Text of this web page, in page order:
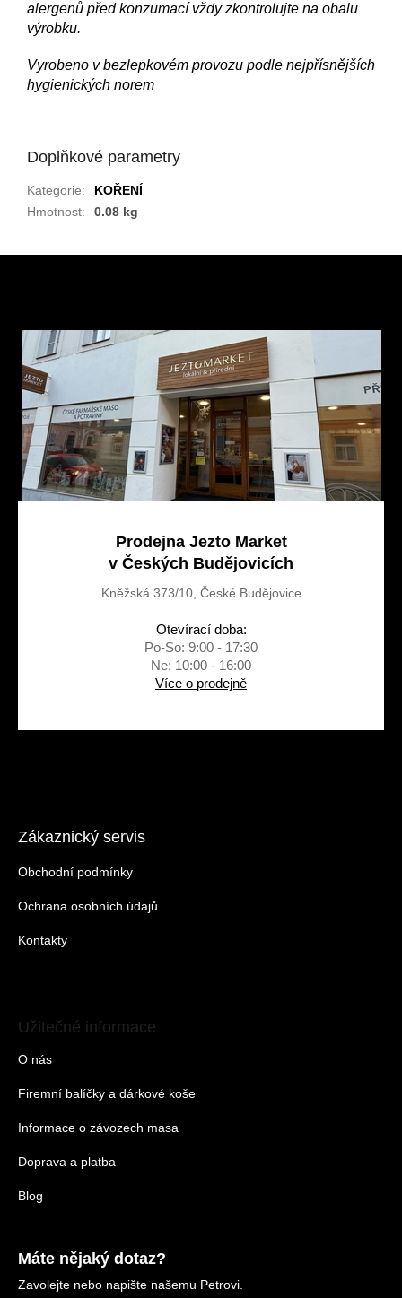
alergenů před konzumací vždy zkontrolujte na obalu
výrobku.
Vyrobeno v bezlepkovém provozu podle nejpřísnějších
hygienických norem
Doplňkové parametry
Kategorie:
KOŘENÍ
Hmotnost: 0.08 kg
Prodejna Jezto Market
v Českých Budějovicích
Kněžská 373/10, České Budějovice
Otevírací doba:
Po-So: 9:00 - 17:30
Ne: 10:00 - 16:00
Více o prodejně
Zákaznický servis
Obchodní podmínky
Ochrana osobních údajů
Kontakty
Užitečné informace
O nás
Firemní balíčky a dárkové koše
Informace o závozech masa
Doprava a platba
Blog
Máte nějaký dotaz?
Zavolejte nebo napište našemu Petrovi.